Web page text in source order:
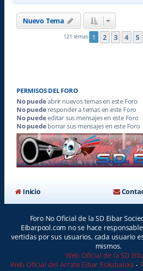
Nuevo Tema
121 temas 1 2 3 4 5
PERMISOS DEL FORO
No puedeabrir nuevos temas en este Foro
No puede responder a temas en este Foro
No puedeeditar sus mensajes en este Foro
No puede borrar sus mensajes en este Foro
Inicio
Foro No Oficial de la SD Eibar
Eibarpool.com no se hace
vertidas por sus usuarios, cada usuario
mismos.
Web Oficial de la SD
Web Oficial del Arrate Eibar Eskubaloia -